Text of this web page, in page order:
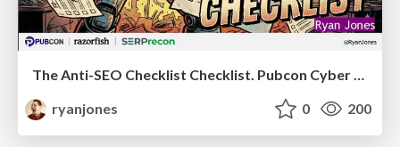
The Anti-SEO Checklist Checklist. Pubcon Cyber Week
ryanjones
0 200